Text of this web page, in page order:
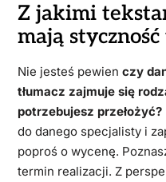
Z jakimi
mają styczność
Nie jesteś pewien czy
tłumacz zajmuje się
potrzebujesz przełożyć?
do danego specjalisty i
poproś o wycenę.
termin realizacji. Z